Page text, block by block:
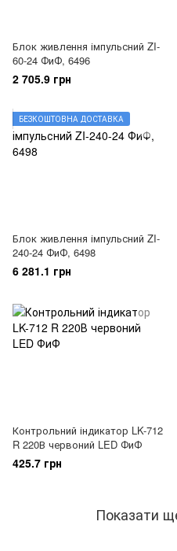
Блок живлення імпульсний ZI-
60-24 ФиФ, 6496
2 705.9 грн
БЕЗКОШТОВНА ДОСТАВКА
Блок живлення імпульсний ZI-
240-24 ФиФ, 6498
6 281.1 грн
Контрольний індикатор LK-712
R 220В червоний LED ФиФ
425.7 грн
Показати